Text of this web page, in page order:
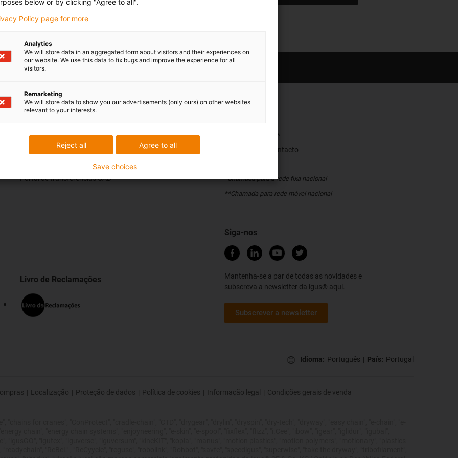
Críticas e elogios
Serviços
myigus
Ferramentas online
Portal de transferências CAD
226 109 000*
Pedido de contacto
*Chamada para a rede fixa nacional
**Chamada para rede móvel nacional
Livro de Reclamações
Siga-nos
Mantenha-se a par de todas as novidades e
subscreva a newsletter da igus® aqui.
Subscrever a newsletter
Idioma: Português | País: Portugal
| Localização | Proteção de dados | Política de cookies | Informação legal | Condições gerais de venda
below or by clicking "Agree to all".
Policy page for more
Analytics
We will store data in an aggregated form about visitors and their experiences on
our website. We use this data to fix bugs and improve the experience for all
visitors.
Remarketing
We will store data to show you our advertisements (only ours) on other websites
relevant to your interests.
Agree to all
Reject all
Save choices